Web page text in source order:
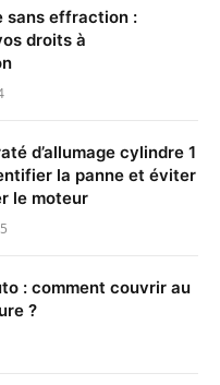
sans effraction :
droits à
d’allumage cylindre 1
la panne et éviter
le moteur
: comment couvrir au
?